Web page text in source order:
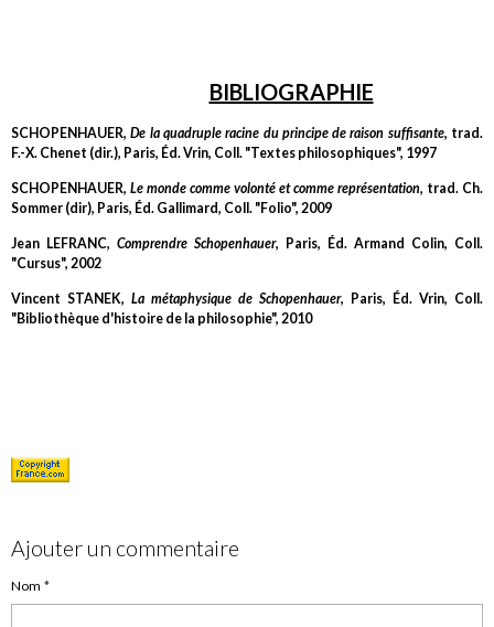
BIBLIOGRAPHIE
SCHOPENHAUER,De la quadruple racine du principe de raison suffisante, trad.
F.-X. Chenet (dir.), Paris, Éd. Vrin, Coll. "Textes philosophiques", 1997
SCHOPENHAUER, Le monde comme volonté et comme représentation, trad. Ch.
Sommer (dir), Paris, Éd. Gallimard, Coll. "Folio", 2009
Jean LEFRANC, Comprendre Schopenhauer, Paris, Éd. Armand Colin, Coll.
"Cursus", 2002
Vincent STANEK, La métaphysique de Schopenhauer, Paris, Éd. Vrin, Coll.
"Bibliothèque d'histoire de la philosophie", 2010
Ajouter un commentaire
Nom